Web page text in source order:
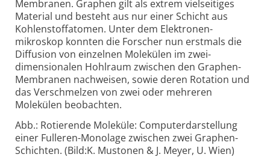
Membranen. Graphen gilt als extrem vielseitiges
Material und besteht aus nur einer Schicht aus
Kohlen­stoffatomen. Unter dem Elektronen­
mikroskop konnten die Forscher nun erstmals die
Diffusion von ein­zelnen Molekülen im zwei­
dimensionalen Hohlraum zwischen den Graphen-
Membranen nach­weisen, sowie deren Rotation und
das Ver­schmelzen von zwei oder mehreren
Molekülen beobachten.
Abb.: Rotierende Moleküle: Computerdarstellung
einer Fulleren-Monolage zwischen zwei Graphen-
Schichten. (Bild:K. Mustonen & J. Meyer, U. Wien)